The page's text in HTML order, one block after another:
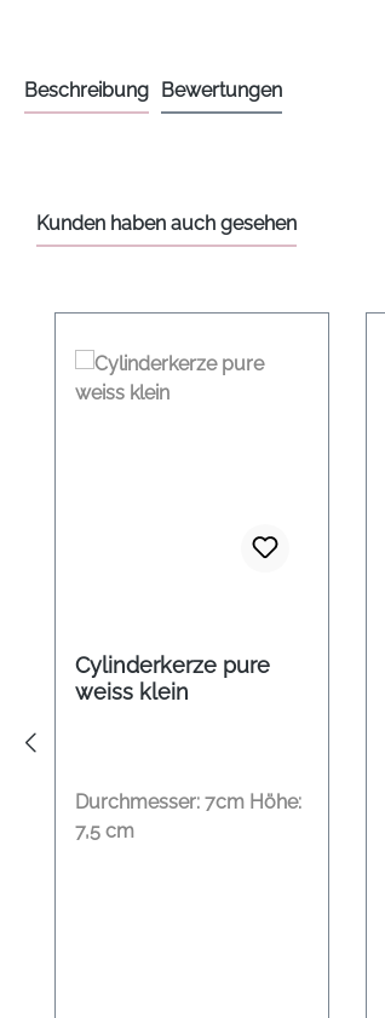
Beschreibung Bewertungen
Kunden haben auch gesehen
Cylinderkerze pure
weiss klein
Durchmesser: 7cm Höhe:
7,5 cm